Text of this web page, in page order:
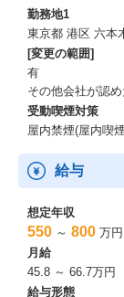
勤務地1
東京都 港区 六本
[変更の範囲]
有
その他会社が認
受動喫煙対策
屋内禁煙(屋内喫
給与
想定年収
550 ～ 800 万円
月給
45.8 ～ 66.7万円
給与形態